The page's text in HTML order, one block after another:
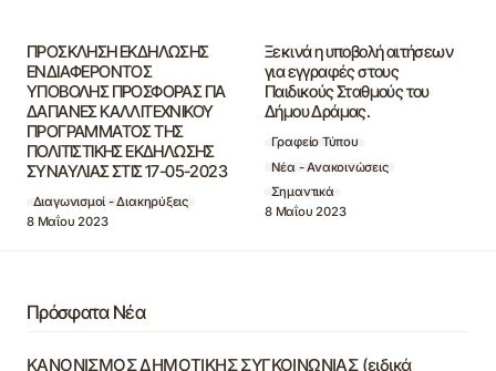
ΠΡΟΣΚΛΗΣΗ ΕΚΔΗΛΩΣΗΣ
ΕΝΔΙΑΦΕΡΟΝΤΟΣ
ΥΠΟΒΟΛΗΣ ΠΡΟΣΦΟΡΑΣ ΓΙΑ
ΔΑΠΑΝΕΣ ΚΑΛΛΙΤΕΧΝΙΚΟΥ
ΠΡΟΓΡΑΜΜΑΤΟΣ ΤΗΣ
ΠΟΛΙΤΙΣΤΙΚΗΣ ΕΚΔΗΛΩΣΗΣ
ΣΥΝΑΥΛΙΑΣ ΣΤΙΣ 17-05-2023
Διαγωνισμοί - Διακηρύξεις
8 Μαΐου 2023
Ξεκινά η υποβολή αιτήσεων
για εγγραφές στους
Παιδικούς Σταθμούς του
Δήμου Δράμας.
Γραφείο Τύπου
Νέα - Ανακοινώσεις
Σημαντικά
8 Μαΐου 2023
Πρόσφατα Νέα
ΚΑΝΟΝΙΣΜΟΣ ΔΗΜΟΤΙΚΗΣ ΣΥΓΚΟΙΝΩΝΙΑΣ (ειδικά